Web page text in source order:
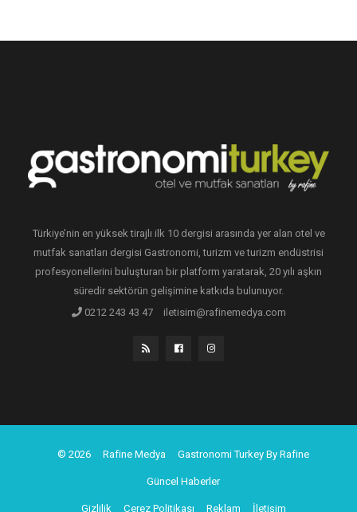
Türkiye’nin en yüksek tirajlı ilk 10 dergisi arasında yer alan otel ve
mutfak sanatları dergisi Gastronomi, turizm ve turizm endüstrisi
profesyonellerini buluşturan bir platform yaratarak, 20 yılı aşkın
süredir sektörün gelişimine katkıda bulunuyor.
0212 243 43 47
iletisim@rafinemedya.com
© 2026 Rafine Medya Gastronomi Turkey By Rafine
Güncel Haberler
Gizlilik Çerez Politikası Reklam İletişim